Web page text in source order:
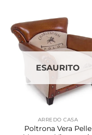
ESAURITO
ARREDO CASA
Poltrona Vera Pelle